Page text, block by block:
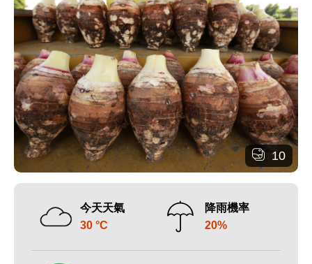
10
今天天氣
30 °C
降雨機率
20%